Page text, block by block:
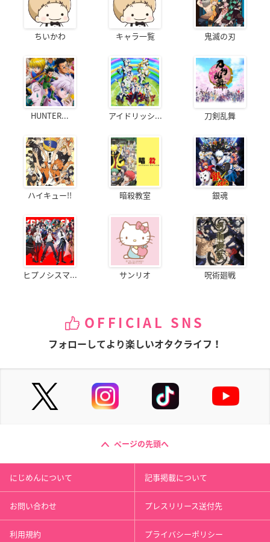
ちいかわ キャラ一覧 鬼滅の刃
HUNTER... アイドリッシ... 刀剣乱舞
ハイキュー!! 暗殺教室 銀魂
ヒプノシスマ... サンリオ 呪術廻戦
OFFICIAL SNS
フォローしてより楽しいオタクライフ！
ページの先頭へ
にじめんについて 記事掲載について
お問い合わせ プレスリリース送付先
利用規約 プライバシーポリシー